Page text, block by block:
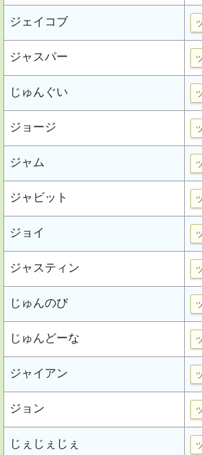
ジェイコブ
ジャスパー
じゅんぐい
ジョージ
ジャム
ジャビット
ジョイ
ジャスティン
じゅんのび
じゅんどーな
ジャイアン
ジョン
じぇじぇじぇ